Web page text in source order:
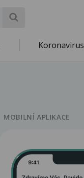
Koronavirus
MOBILNÍ APLIKACE